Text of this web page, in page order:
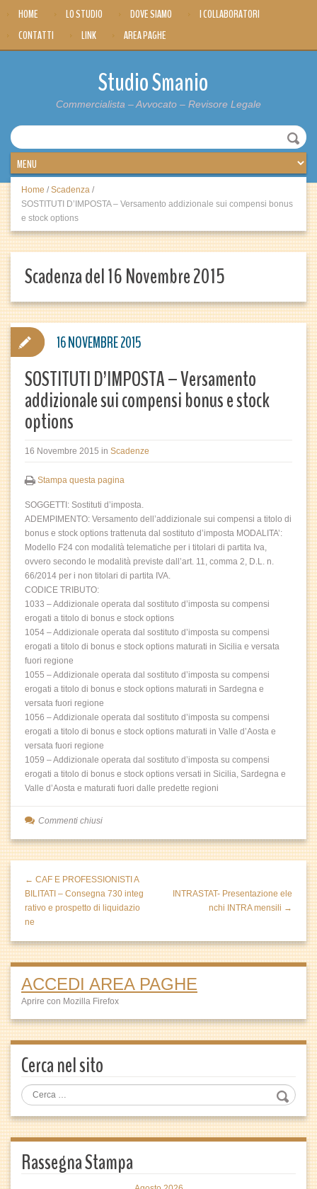
HOME LO STUDIO DOVE SIAMO
I COLLABORATORI
CONTATTI
LINK AREA PAGHE
Studio Smanio
Commercialista – Avvocato – Revisore Legale
Home / Scadenza /
SOSTITUTI D’IMPOSTA – Versamento addizionale sui compensi bonus
e stock options
Scadenza del 16 Novembre 2015
SOSTITUTI D’IMPOSTA – Versamento
addizionale sui compensi bonus e stock
options
16 Novembre 2015 in Scadenze
Stampa questa pagina
SOGGETTI: Sostituti d’imposta.
ADEMPIMENTO: Versamento dell’addizionale sui compensi a titolo di
bonus e stock options trattenuta dal sostituto d’imposta MODALITA’:
Modello F24 con modalità telematiche per i titolari di partita Iva,
ovvero secondo le modalità previste dall’art. 11, comma 2, D.L. n.
66/2014 per i non titolari di partita IVA.
CODICE TRIBUTO:
1033 – Addizionale operata dal sostituto d’imposta su compensi
erogati a titolo di bonus e stock options
1054 – Addizionale operata dal sostituto d’imposta su compensi
erogati a titolo di bonus e stock options maturati in Sicilia e versata
fuori regione
1055 – Addizionale operata dal sostituto d’imposta su compensi
erogati a titolo di bonus e stock options maturati in Sardegna e
versata fuori regione
1056 – Addizionale operata dal sostituto d’imposta su compensi
erogati a titolo di bonus e stock options maturati in Valle d’Aosta e
versata fuori regione
1059 – Addizionale operata dal sostituto d’imposta su compensi
erogati a titolo di bonus e stock options versati in Sicilia, Sardegna e
Valle d’Aosta e maturati fuori dalle predette regioni
16 NOVEMBRE 2015
Commenti chiusi
← CAF E PROFESSIONISTI A
BILITATI – Consegna 730 integ
rativo e prospetto di liquidazio
ne
INTRASTAT- Presentazione ele
nchi INTRA mensili →
ACCEDI AREA PAGHE
Aprire con Mozilla Firefox
Cerca nel sito
Rassegna Stampa